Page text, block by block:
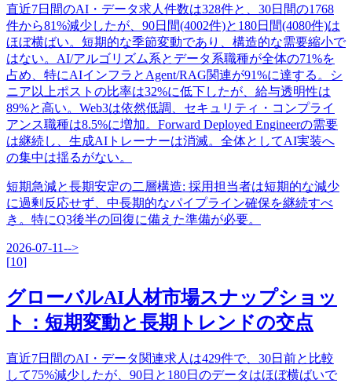
直近7日間のAI・データ求人件数は328件と、30日間の1768
件から81%減少したが、90日間(4002件)と180日間(4080件)は
ほぼ横ばい。短期的な季節変動であり、構造的な需要縮小で
はない。AI/アルゴリズム系とデータ系職種が全体の71%を
占め、特にAIインフラとAgent/RAG関連が91%に達する。シ
ニア以上ポストの比率は32%に低下したが、給与透明性は
89%と高い。Web3は依然低調、セキュリティ・コンプライ
アンス職種は8.5%に増加。Forward Deployed Engineerの需要
は継続し、生成AIトレーナーは消滅。全体としてAI実装へ
の集中は揺るがない。
短期急減と長期安定の二層構造: 採用担当者は短期的な減少
に過剰反応せず、中長期的なパイプライン確保を継続すべ
き。特にQ3後半の回復に備えた準備が必要。
2026-07-11-->
[10]
グローバルAI人材市場スナップショッ
ト：短期変動と長期トレンドの交点
直近7日間のAI・データ関連求人は429件で、30日前と比較
して75%減少したが、90日と180日のデータはほぼ横ばいで